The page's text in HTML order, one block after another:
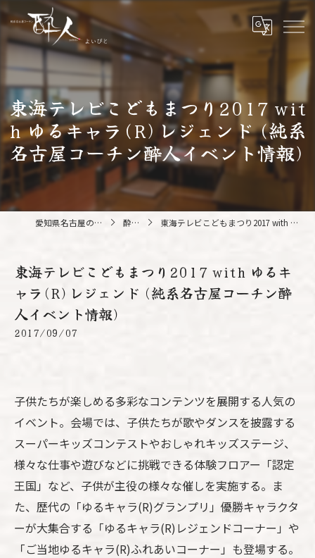
東海テレビこどもまつり2017 wit
h ゆるキャラ(R)レジェンド (純系
名古屋コーチン酔人イベント情報)
愛知県名古屋の鍋なら純系名古屋コーチン 酔人 酔人ブログ 東海テレビこどもまつり2017 with ゆるキャラ(R)レジェンド (純系名古屋コーチン酔人イベント情報)
東海テレビこどもまつり2017 with ゆるキ
ャラ(R)レジェンド (純系名古屋コーチン酔
人イベント情報)
2017/09/07
子供たちが楽しめる多彩なコンテンツを展開する人気の
イベント。会場では、子供たちが歌やダンスを披露する
スーパーキッズコンテストやおしゃれキッズステージ、
様々な仕事や遊びなどに挑戦できる体験フロアー「認定
王国」など、子供が主役の様々な催しを実施する。ま
た、歴代の「ゆるキャラ(R)グランプリ」優勝キャラクタ
ーが大集合する「ゆるキャラ(R)レジェンドコーナー」や
「ご当地ゆるキャラ(R)ふれあいコーナー」も登場する。